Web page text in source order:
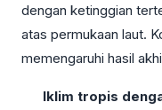
dengan ketinggian
atas permukaan laut.
memengaruhi hasil
Iklim tropis